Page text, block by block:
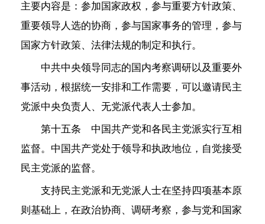
主要内容是：参加国家政权，参与重要方针政策、
重要领导人选的协商，参与国家事务的管理，参与
国家方针政策、法律法规的制定和执行。
中共中央领导同志的国内考察调研以及重要外
事活动，根据统一安排和工作需要，可以邀请民主
党派中央负责人、无党派代表人士参加。
第十五条 中国共产党和各民主党派实行互相
监督。中国共产党处于领导和执政地位，自觉接受
民主党派的监督。
支持民主党派和无党派人士在坚持四项基本原
则基础上，在政治协商、调研考察，参与党和国家